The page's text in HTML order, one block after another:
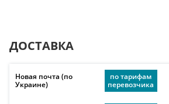
ДОСТАВКА
Новая почта (по
Украине)
по тарифам
перевозчика